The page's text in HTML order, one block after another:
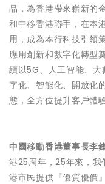
品，為香港帶來嶄新的
和中移香港聯手，在本
用，成為本行科技引領
應用創新和數字化轉型
續以5G、人工智能、
字化、智能化、開放化
態，全方位提升客戶體驗
中國移動香港董事長李
港25周年，25年來，我
港市民提供『優質優價